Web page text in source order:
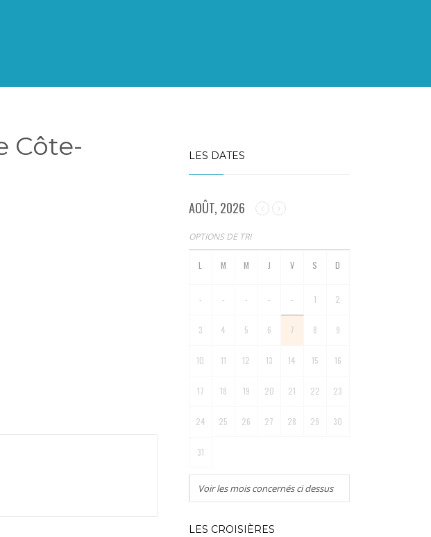
Côte-
LES DATES
AOÛT, 2026
OPTIONS DE TRI
- - - - - 1 2
3 4 5 6 7 8 9
10 11 12 13 14 15 16
17 18 19 20 21 22 23
24 25 26 27 28 29 30
31
Voir les mois concernés ci dessus
LES CROISIÈRES